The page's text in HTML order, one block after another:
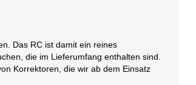
Das RC ist damit ein reines
die im Lieferumfang enthalten sind.
Korrektoren, die wir ab dem Einsatz